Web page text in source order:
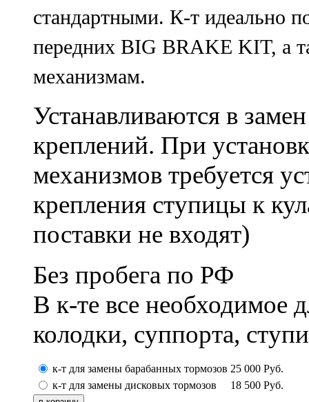
стандартными. К-т идеально
передних BIG BRAKE KIT, а
механизмам.
Устанавливаются в
креплений. При
механизмов требуется
крепления ступицы к
поставки не входят)
Без пробега по РФ
В к-те все необходимое
колодки, суппорта,
к-т для замены барабанных тормозов 25 000 Руб.
к-т для замены дисковых тормозов
18 500 Руб.